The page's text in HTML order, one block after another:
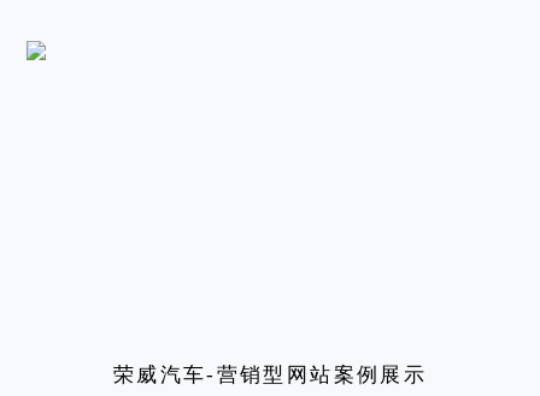
荣威汽车-营销型网站案例展示